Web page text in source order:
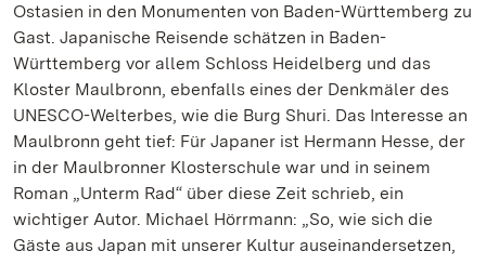
Ostasien in den Monumenten von Baden-Württemberg zu
Gast. Japanische Reisende schätzen in Baden-
Württemberg vor allem Schloss Heidelberg und das
Kloster Maulbronn, ebenfalls eines der Denkmäler des
UNESCO-Welterbes, wie die Burg Shuri. Das Interesse an
Maulbronn geht tief: Für Japaner ist Hermann Hesse, der
in der Maulbronner Klosterschule war und in seinem
Roman „Unterm Rad“ über diese Zeit schrieb, ein
wichtiger Autor. Michael Hörrmann: „So, wie sich die
Gäste aus Japan mit unserer Kultur auseinandersetzen,